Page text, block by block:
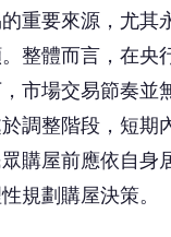
重要來源，尤其
整體而言，在央
市場交易節奏並
調整階段，短期
購屋前應依自身
規劃購屋決策。